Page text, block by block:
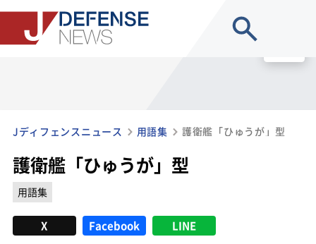
Jディフェンスニュース 用語集 護衛艦「ひゅうが」型
護衛艦「ひゅうが」型
用語集
X Facebook LINE